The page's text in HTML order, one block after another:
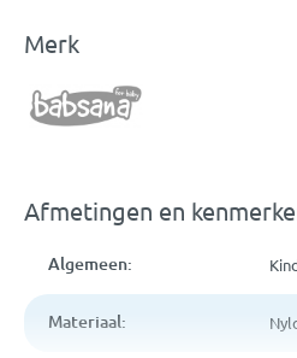
Babsana Veiligheidstuigje met
Eenvoudig te bevestigen op
Inclusief looplijn (ongeveer 85
Kan met de hand gewassen
Merk
Afmetingen en
Algemeen:
Materiaal: